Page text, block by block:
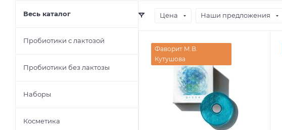
Цена Наши предложения
Фаворит М.В.
Кутушова
Весь каталог
Пробиотики с лактозой
Пробиотики без лактозы
Наборы
Косметика